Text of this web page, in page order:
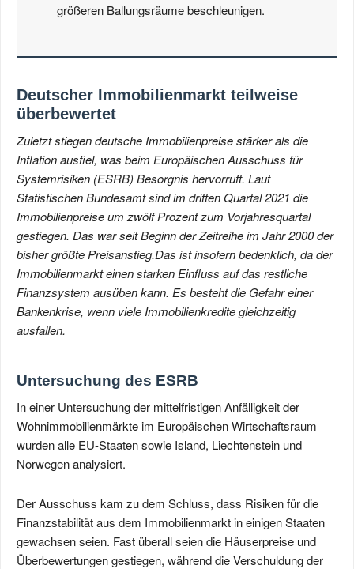
größeren Ballungsräume beschleunigen.
Deutscher Immobilienmarkt teilweise
überbewertet
Zuletzt stiegen deutsche Immobilienpreise stärker als die
Inflation ausfiel, was beim Europäischen Ausschuss für
Systemrisiken (ESRB) Besorgnis hervorruft. Laut
Statistischen Bundesamt sind im dritten Quartal 2021 die
Immobilienpreise um zwölf Prozent zum Vorjahresquartal
gestiegen. Das war seit Beginn der Zeitreihe im Jahr 2000 der
bisher größte Preisanstieg.Das ist insofern bedenklich, da der
Immobilienmarkt einen starken Einfluss auf das restliche
Finanzsystem ausüben kann. Es besteht die Gefahr einer
Bankenkrise, wenn viele Immobilienkredite gleichzeitig
ausfallen.
Untersuchung des ESRB
In einer Untersuchung der mittelfristigen Anfälligkeit der
Wohnimmobilienmärkte im Europäischen Wirtschaftsraum
wurden alle EU-Staaten sowie Island, Liechtenstein und
Norwegen analysiert.
Der Ausschuss kam zu dem Schluss, dass Risiken für die
Finanzstabilität aus dem Immobilienmarkt in einigen Staaten
gewachsen seien. Fast überall seien die Häuserpreise und
Überbewertungen gestiegen, während die Verschuldung der